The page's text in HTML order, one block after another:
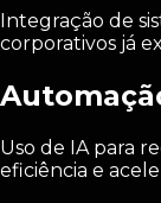
Integração de
corporativos já
Uso de IA para
eficiência e